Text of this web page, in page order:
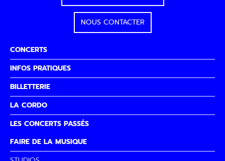
CONCERTS
INFOS PRATIQUES
BILLETTERIE
LA CORDO
LES CONCERTS PASSÉS
FAIRE DE LA MUSIQUE
NOUS CONTACTER